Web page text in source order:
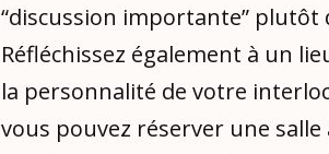
“discussion importante” plutôt
Réfléchissez également à un
la personnalité de votre
vous pouvez réserver une salle